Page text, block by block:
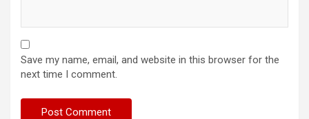
Save my name, email, and website in this browser for the
next time I comment.